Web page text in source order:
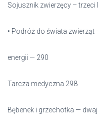
Sojusznik zwierzęcy – trzeci
• Podróż do świata zwierząt
energii — 290
Tarcza medyczna 298
Bębenek i grzechotka —